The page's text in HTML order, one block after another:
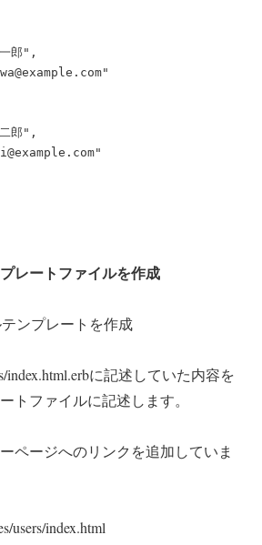
郎",
郎",
レートファイルを作成
ンプレートを作成
index.html.erbに記述していた内容を
トファイルに記述します。
ページへのリンクを追加していま
users/index.html